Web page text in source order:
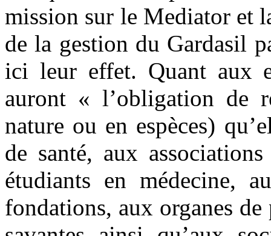
mission sur le Mediator et
de la gestion du Gardasil
ici leur effet. Quant aux
auront « l’obligation de
nature ou en espèces)
de santé, aux
étudiants en médecine,
fondations, aux organes de